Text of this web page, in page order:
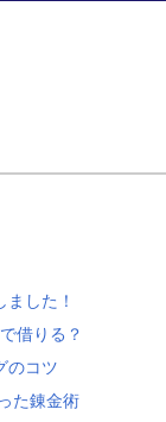
した！
借りる？
のコツ
た錬金術